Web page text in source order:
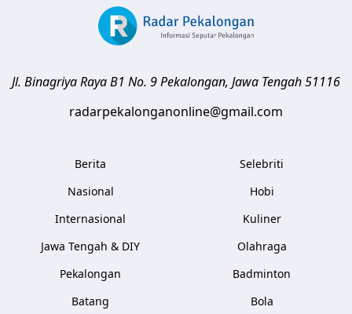
Jl. Binagriya Raya B1 No. 9Pekalongan, Jawa Tengah51116
radarpekalonganonline@gmail.com
Berita
Nasional
Internasional
Jawa Tengah & DIY
Pekalongan
Batang
Selebriti
Hobi
Kuliner
Olahraga
Badminton
Bola